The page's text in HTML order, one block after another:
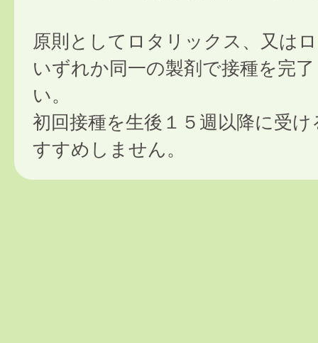
原則としてロタリックス、又は
いずれか同一の製剤で接種を完
い。
初回接種を生後１５週以降に受
すすめしません。